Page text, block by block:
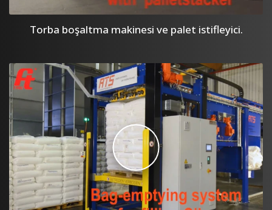
Torba boşaltma makinesi ve palet istifleyici.